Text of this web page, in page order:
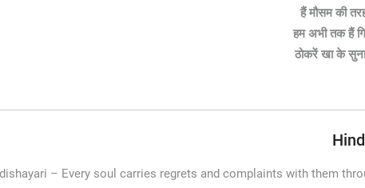
हैं मौसम की
हम अभी तक हैं
ठोकरें खा के
– Every soul carries regrets and complaints with them